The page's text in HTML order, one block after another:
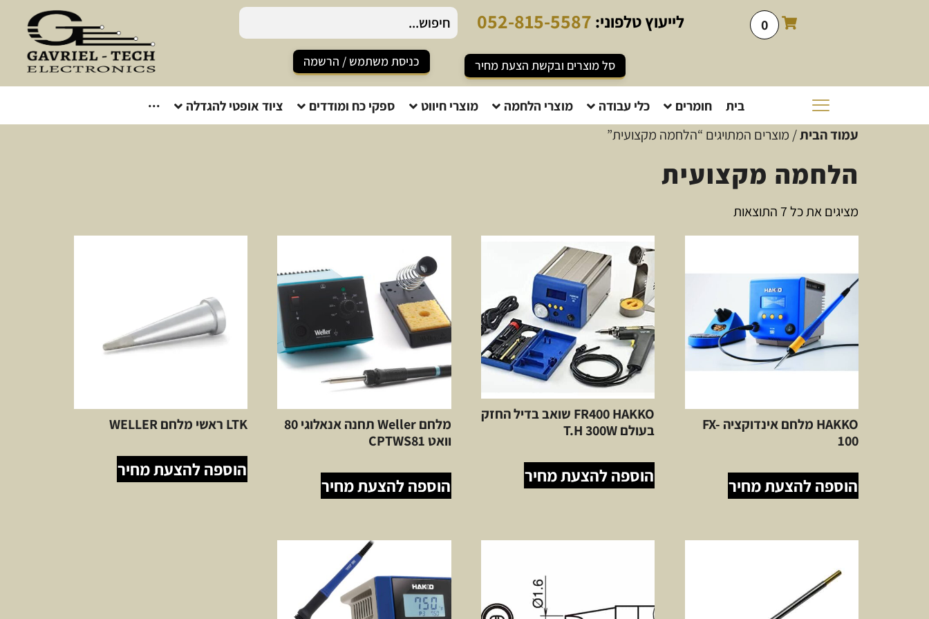
0 לייעוץטלפוני: -815-5587
סל מוצרים ובקשת הצעת מחיר כניסת משתמש / הרשמה
בית חומרים כלי עבודה מוצרי הלחמה מוצרי חיווט ספקי כח ומודדים ציוד אופטי להגדלה ···
עמוד הבית/ מוצרים המתויגים “הלחמה מקצועית”
הלחמה מקצועית
מציגים את כל ⁦7⁩ התוצאות
HAKKO מלחם אינדוקציה FX-
100
הוספה להצעת מחיר
FR400 HAKKO שואב בדיל החזק
בעולם T.H 300W
הוספה להצעת מחיר
מלחם Weller תחנה אנאלוגי 80
וואט CPTWS81
הוספה להצעת מחיר
LTK ראשי מלחם WELLER
הוספה להצעת מחיר